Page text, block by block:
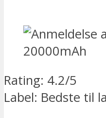
Rating: 4.2/5
Label: Bedste til